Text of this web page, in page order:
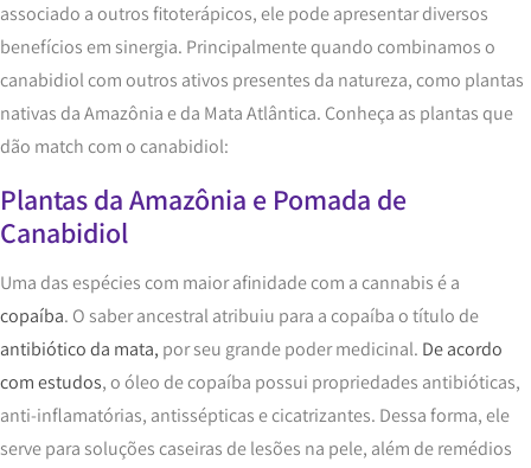
associado a outros fitoterápicos, ele pode apresentar diversos
benefícios em sinergia. Principalmente quando combinamos o
canabidiol com outros ativos presentes da natureza, como plantas
nativas da Amazônia e da Mata Atlântica. Conheça as plantas que
dão match com o canabidiol:
Plantas da Amazônia e Pomada de
Canabidiol
Uma das espécies com maior afinidade com a cannabis é a
copaíba. O saber ancestral atribuiu para a copaíba o título de
antibiótico da mata, por seu grande poder medicinal. De acordo
com estudos, o óleo de copaíba possui propriedades antibióticas,
anti-inflamatórias, antissépticas e cicatrizantes. Dessa forma, ele
serve para soluções caseiras de lesões na pele, além de remédios